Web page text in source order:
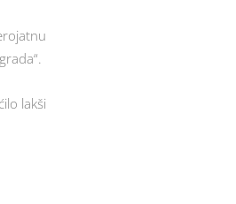
lakši